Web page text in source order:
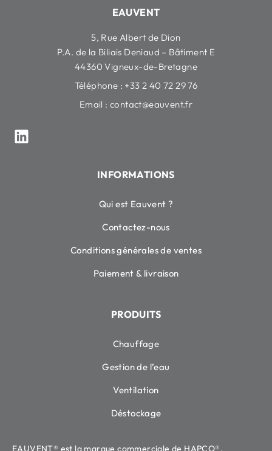
EAUVENT
5, Rue Albert de Dion
P.A. de la Biliais Deniaud – Bâtiment E
44360 Vigneux-de-Bretagne
Téléphone : +33 2 40 72 29 76
Email : contact@eauvent.fr
INFORMATIONS
Qui est Eauvent ?
Contactez-nous
Conditions générales de ventes
Paiement & livraison
PRODUITS
Chauffage
Gestion de l’eau
Ventilation
Déstockage
EAUVENT® est la marque commerciale de HAPCO®,